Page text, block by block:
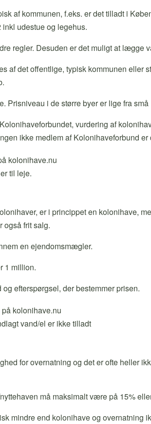
af kommunen, f.eks. er det tilladt i
udestue og legehus.
regler. Desuden er det muligt at lægge
af det offentlige, typisk kommunen eller
Prisniveau i de større byer er lige fra
vurdering af
ikke medlem af Kolonihaveforbund
til leje.
er i princippet en kolonihave,
også frit salg.
en ejendomsmægler.
1 million.
efterspørgsel, der bestemmer prisen.
vand/el er ikke tilladt
for overnatning og det er ofte heller
må maksimalt være på 15%
mindre end kolonihave og overnatning